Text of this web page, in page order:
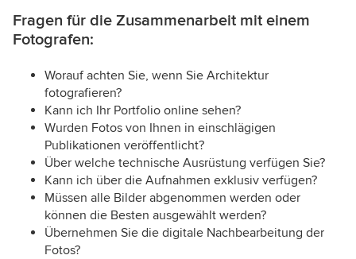
Fragen für die Zusammenarbeit mit einem
Fotografen:
Worauf achten Sie, wenn Sie Architektur
fotografieren?
Kann ich Ihr Portfolio online sehen?
Wurden Fotos von Ihnen in einschlägigen
Publikationen veröffentlicht?
Über welche technische Ausrüstung verfügen Sie?
Kann ich über die Aufnahmen exklusiv verfügen?
Müssen alle Bilder abgenommen werden oder
können die Besten ausgewählt werden?
Übernehmen Sie die digitale Nachbearbeitung der
Fotos?